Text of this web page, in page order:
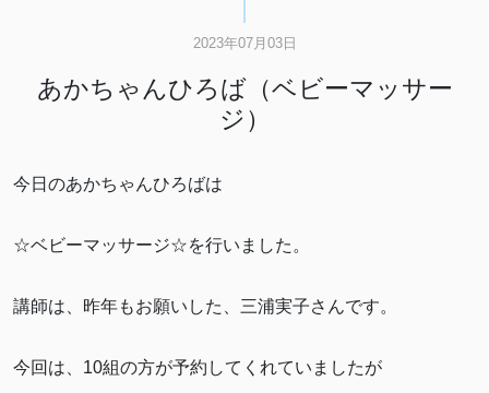
2023年07月03日
あかちゃんひろば（ベビーマッサー
ジ）
今日のあかちゃんひろばは
☆ベビーマッサージ☆を行いました。
講師は、昨年もお願いした、三浦実子さんです。
今回は、10組の方が予約してくれていましたが